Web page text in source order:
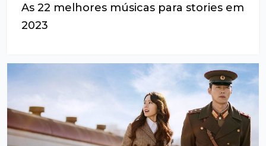
As 22 melhores músicas para stories em
2023